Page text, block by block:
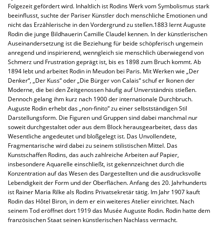
Folgezeit gefördert wird. Inhaltlich ist Rodins Werk vom Symbolismus stark
beeinflusst, suchte der Pariser Künstler doch menschliche Emotionen und
nicht das Erzählerische in den Vordergrund zu stellen.1883 lernt Auguste
Rodin die junge Bildhauerin Camille Claudel kennen. In der künstlerischen
Auseinandersetzung ist die Beziehung für beide schöpferisch ungemein
anregend und inspirierend, wenngleich sie menschlich überwiegend von
Schmerz und Frustration geprägt ist, bis es 1898 zum Bruch kommt. Ab
1894 lebt und arbeitet Rodin in Meudon bei Paris. Mit Werken wie „Der
Denker“, „Der Kuss“ oder „Die Bürger von Calais“ schuf er Ikonen der
Moderne, die bei den Zeitgenossen häufig auf Unverständnis stießen.
Dennoch gelang ihm kurz nach 1900 der internationale Durchbruch.
Auguste Rodin erhebt das „non-finito“ zu einer selbstständigen Stil
Darstellungsform. Die Figuren und Gruppen sind dabei manchmal nur
soweit durchgestaltet oder aus dem Block herausgearbeitet, dass das
Wesentliche angedeutet und bloßgelegt ist. Das Unvollendete,
Fragmentarische wird dabei zu seinem stilistischen Mittel. Das
Kunstschaffen Rodins, das auch zahlreiche Arbeiten auf Papier,
insbesondere Aquarelle einschließt, ist gekennzeichnet durch die
Konzentration auf das Wesen des Dargestellten und die ausdrucksvolle
Lebendigkeit der Form und der Oberflächen. Anfang des 20. Jahrhunderts
ist Rainer Maria Rilke als Rodins Privatsekretär tätig. Im Jahr 1907 kauft
Rodin das Hôtel Biron, in dem er ein weiteres Atelier einrichtet. Nach
seinem Tod eröffnet dort 1919 das Musée Auguste Rodin. Rodin hatte dem
französischen Staat seinen künstlerischen Nachlass vermacht.